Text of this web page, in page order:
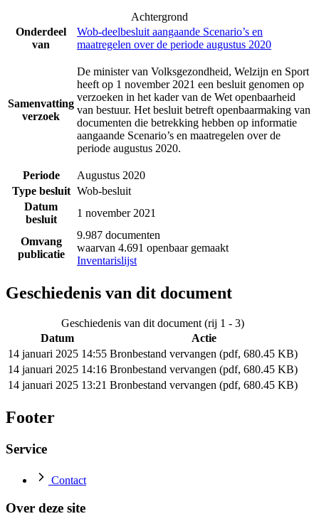
Achtergrond
Onderdeel
van
Wob-deelbesluit aangaande Scenario’s en
maatregelen over de periode augustus 2020
Samenvatting
verzoek
De minister van Volksgezondheid, Welzijn en Sport
heeft op 1 november 2021 een besluit genomen op
verzoeken in het kader van de Wet openbaarheid
van bestuur. Het besluit betreft openbaarmaking van
documenten die betrekking hebben op informatie
aangaande Scenario’s en maatregelen over de
periode augustus 2020.
Periode
Augustus 2020
Type besluit Wob-besluit
Datum
besluit
1 november 2021
Omvang
publicatie
9.987 documenten
waarvan 4.691 openbaar gemaakt
Inventarislijst
Geschiedenis van dit document
Geschiedenis van dit document (rij 1 - 3)
Datum
Actie
14 januari 2025 14:55 Bronbestand vervangen (pdf, 680.45 KB)
14 januari 2025 14:16 Bronbestand vervangen (pdf, 680.45 KB)
14 januari 2025 13:21 Bronbestand vervangen (pdf, 680.45 KB)
Footer
Service
Contact
Over deze site